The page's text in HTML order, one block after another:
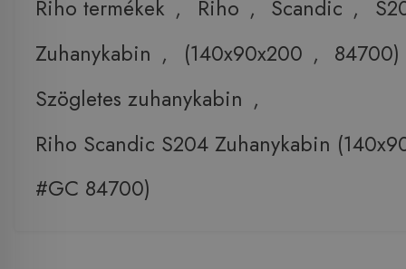
Riho termékek , Riho , Scandic ,
Zuhanykabin , (140x90x200 , 84700)
Szögletes zuhanykabin ,
Riho Scandic S204 Zuhanykabin
#GC 84700)